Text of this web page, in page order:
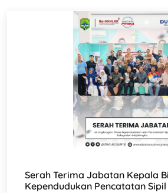
Serah Terima Jabatan Kepala
Kependudukan Pencatatan Sipil